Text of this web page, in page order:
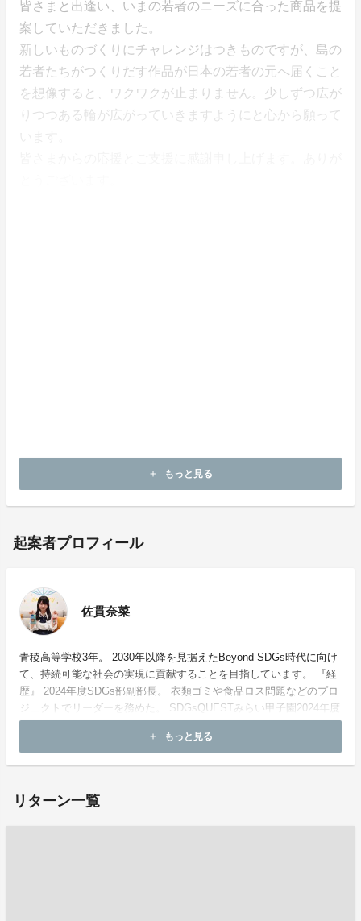
皆さまと出逢い、いまの若者のニーズに合った商品を提
案していただきました。
新しいものづくりにチャレンジはつきものですが、島の
若者たちがつくりだす作品が日本の若者の元へ届くこと
を想像すると、ワクワクが止まりません。少しずつ広が
りつつある輪が広がっていきますようにと心から願って
add もっと見る
起案者プロフィール
佐貫奈菜
青稜高等学校3年。 2030年以降を見据えたBeyond SDGs時代に向け
て、持続可能な社会の実現に貢献することを目指しています。 『経
歴』 2024年度SDGs部副部長。 衣類ゴミや食品ロス問題などのプロ
ジェクトでリーダーを務めた。 SDGsQUESTみらい甲子園2024年度
東京都大会ファイナリスト。
add もっと見る
リターン一覧